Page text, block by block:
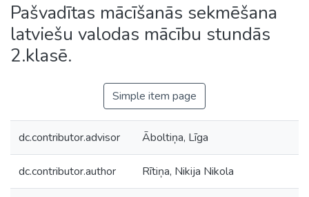
Pašvadītas mācīšanās sekmēšana
latviešu valodas mācību stundās
2.klasē.
Simple item page
dc.contributor.advisor Āboltiņa, Līga
dc.contributor.author Rītiņa, Nikija Nikola